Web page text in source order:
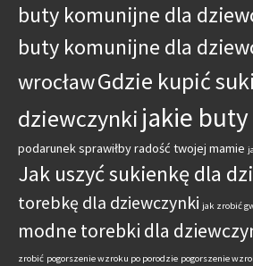
buty komunijne dla
buty komunijne dla
wrocławGdzie kupić
dziewczynki jakie
podarunek sprawiłby radość twojej mamie
Jak uszyć sukienkę dla
torebkę dla dziewczynki jak zrobić
modne torebki dla
zrobić pogorszenie wzroku po porodzie pogorszenie